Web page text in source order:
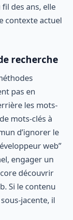
des ans, elle
contexte actuel
recherche
pas en
les mots-
mots-clés à
d’ignorer le
web”
engager un
découvrir
Si le contenu
jacente, il